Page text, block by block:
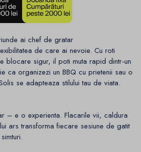
ai chef de gratar
de care ai nevoie. Cu roti
blocare sigur, il poti muta rapid dintr-un
ca organizezi un BBQ cu prietenii sau o
se adapteaza stilului tau de viata.
– e o experienta. Flacarile vii, caldura
ars transforma fiecare sesiune de gatit